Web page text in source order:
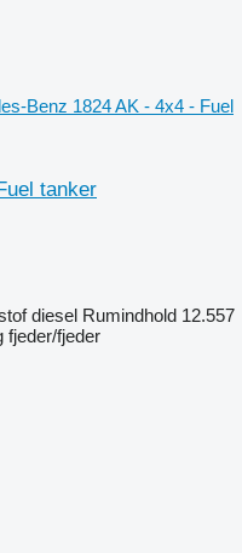
Benz 1824 AK - 4x4 - Fuel
tanker
diesel Rumindhold 12.557
fjeder/fjeder